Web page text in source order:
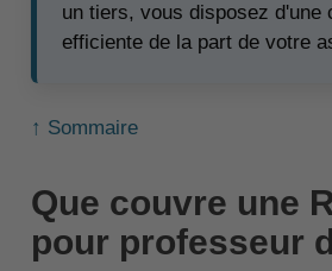
un tiers, vous disposez d'une
efficiente de la part de votre
↑ Sommaire
Que couvre une
pour professeur